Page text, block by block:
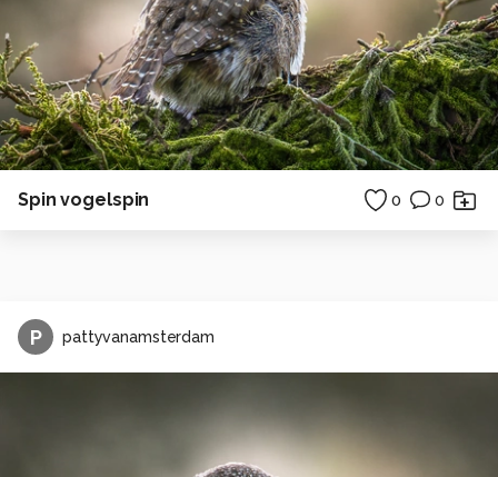
Spin vogelspin 0 0
P pattyvanamsterdam